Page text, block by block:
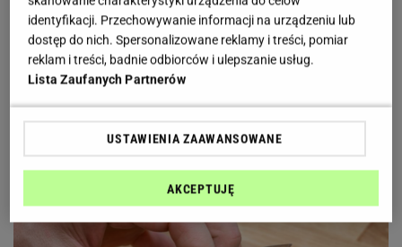
Dlaczego po włożeniu do lodówkiwędlina szybko
robi się oślizgła? Problem tkwi w sposobie
przechowywania. Najczęściej ma związek z wilgocią
i kondensacją pary oraz rozwojem bakterii.A
takiemu rozwojowi sytuacji sprzyja
plastikowym opakowaniu.
identyfikacji. Przechowywanie informacji na urządzeniu lub
dostęp do nich. Spersonalizowane reklamy i treści, pomiar
reklam i treści, badnie odbiorców i ulepszanie usług.
Lista Zaufanych Partnerów
USTAWIENIA ZAAWANSOWANE
AKCEPTUJĘ